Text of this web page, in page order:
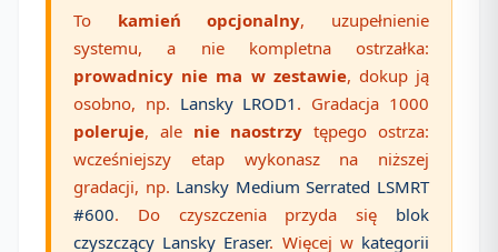
To kamień opcjonalny, uzupełnienie
systemu, a nie kompletna ostrzałka:
prowadnicy nie ma w zestawie, dokup ją
osobno, np. Lansky LROD1 . Gradacja 1000
poleruje, ale nie naostrzy tępego ostrza:
wcześniejszy etap wykonasz na niższej
gradacji, np. Lansky Medium Serrated LSMRT
#600. Do czyszczenia przyda się blok
czyszczący Lansky Eraser. Więcej w kategorii